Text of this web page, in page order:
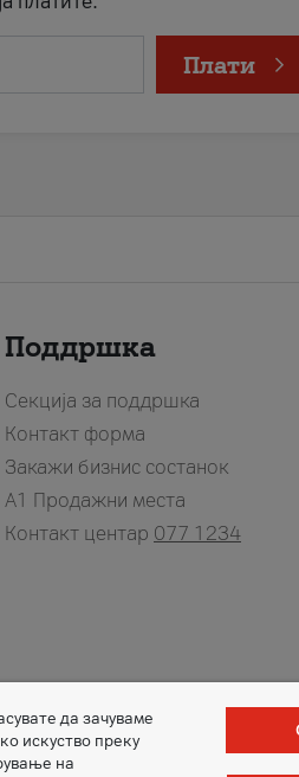
Плати
Поддршка
Секција за поддршка
Контакт форма
Закажи бизнис состанок
A1 Продажни места
Контакт центар 077 1234
да зачуваме
искуство преку
на